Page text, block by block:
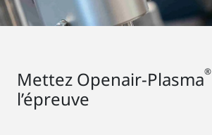
Mettez Openair-Plasma®
l’épreuve